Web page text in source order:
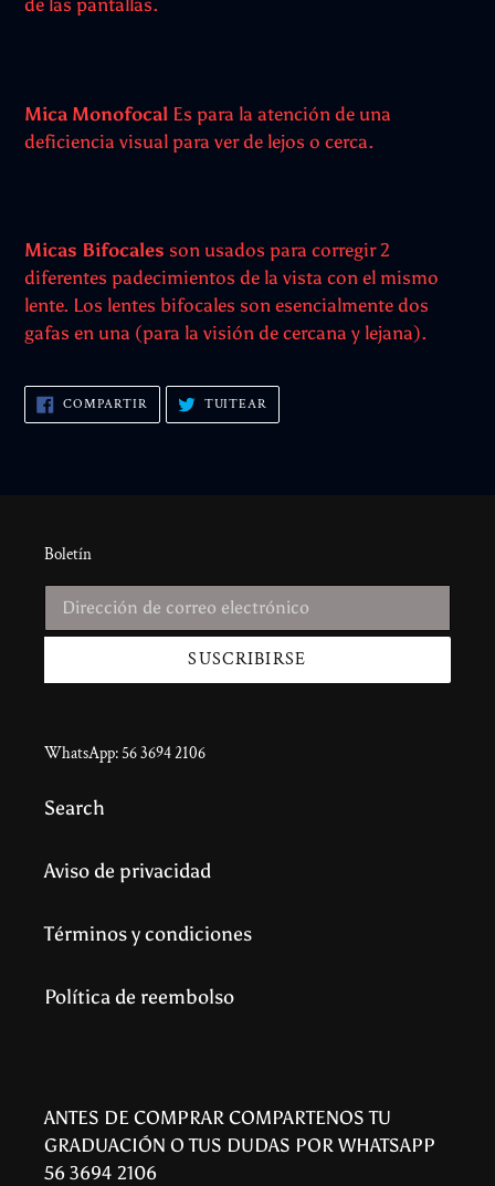
de las pantallas.
Mica Monofocal Es para la atención de una
deficiencia visual para ver de lejos o cerca.
Micas Bifocales son usados para corregir 2
diferentes padecimientos de la vista con el mismo
lente. Los lentes bifocales son esencialmente dos
gafas en una (para la visión de cercana y lejana).
COMPARTIR COMPARTIR
FACEBOOK
TUITEAR
TWITTER
Boletín
SUSCRIBIRSE
WhatsApp: 56 3694 2106
Search
Aviso de privacidad
Términos y condiciones
Política de reembolso
ANTES DE COMPRAR COMPARTENOS TU
GRADUACIÓN O TUS DUDAS POR WHATSAPP
56 3694 2106